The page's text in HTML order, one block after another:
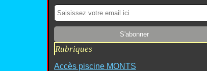
Rubriques
Accès piscine MONTS